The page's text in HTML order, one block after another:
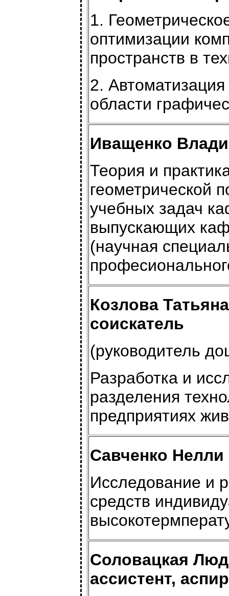
1.
оптимизации
пространств в
2.
области
Иващенко
Теория и
геометрической
учебных задач
выпускающих
(научная
Козлова
соискатель
(руководитель
Разработка и
разделения
предприятиях
Савченко Нелли
Исследование и
средств
Соловацкая
ассистент,